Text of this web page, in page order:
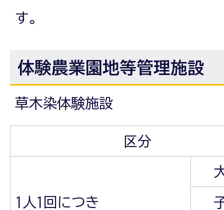
す。
体験農業園地等管理施設
草木染体験施設
区分
1人1回につき